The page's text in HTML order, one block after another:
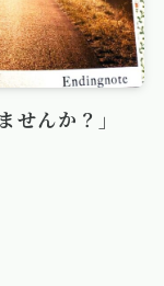
せんか？」